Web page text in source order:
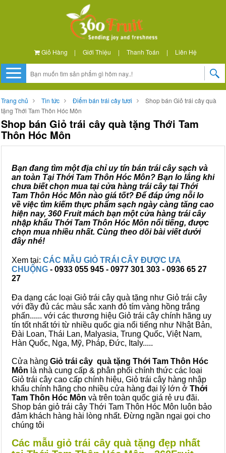
Giỏ Hàng | Giới Thiệu | Thanh Toán | Liên Hệ
Trang chủ Tin tức Điểm bán trái cây tươi
Shop bán Giỏ trái cây quà
tặng Thới Tam Thôn Hóc Môn
Shop bán Giỏ trái cây quà tặng Thới Tam
Thôn Hóc Môn
Bạn đang tìm một địa chỉ uy tín bán trái cây sạch và
an toàn Tại Thới Tam Thôn Hóc Môn? Bạn lo lắng khi
chưa biết chọn mua tại cửa hàng trái cây tại Thới
Tam Thôn Hóc Môn nào giá tốt? Để đáp ứng nỗi lo
về việc tìm kiếm thực phẩm sạch ngày càng tăng cao
hiện nay, 360 Fruit mách bạn một cửa hàng trái cây
nhập khẩu Thới Tam Thôn Hóc Môn nổi tiếng, được
chọn mua nhiều nhất. Cùng theo dõi bài viết dưới
đây nhé!
Xem tại: CÁC MẪU GIỎ TRÁI CÂY ĐƯỢC ƯA
CHUỘNG - 0933 055 945 - 0977 301 303 - 0936 65 27
27
Đa dạng các loại Giỏ trái cây quà tặng như Giỏ trái cây
với đầy đủ các màu sắc xanh đỏ tím vàng hồng trắng
phấn...... với các thương hiệu Giỏ trái cây chính hãng uy
tín tốt nhất tới từ nhiều quốc gia nổi tiếng như Nhật Bản,
Đài Loan, Thái Lan, Malyasia, Trung Quốc, Việt Nam,
Hàn Quốc, Nga, Mỹ, Pháp, Đức, Italy.....
Cửa hàng Giỏ trái cây quà tặng Thới Tam Thôn Hóc
Môn là nhà cung cấp & phân phối chính thức các loại
Giỏ trái cây cao cấp chính hiệu, Giỏ trái cây hàng nhập
khẩu chính hãng cho nhiều cửa hàng đại lý lớn ở Thới
Tam Thôn Hóc Môn và trên toàn quốc giá rẻ ưu đãi.
Shop bán giỏ trái cây Thới Tam Thôn Hóc Môn luôn bảo
đảm khách hàng hài lòng nhất. Đừng ngần ngại gọi cho
chúng tôi
Các mẫu giỏ trái cây quà tặng đẹp nhất